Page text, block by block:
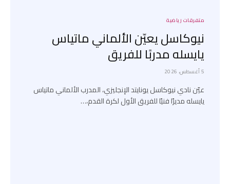
متفرقات رياضية
نيوكاسل يعيّن الألماني ماتياس
يايسله مدربًا للفريق
5 أغسطس، 2026
عيّن نادي نيوكاسل يونايتد الإنجليزي، المدرب الألماني ماتياس
يايسله مديرًا فنيًا للفريق الأول لكرة القدم،…